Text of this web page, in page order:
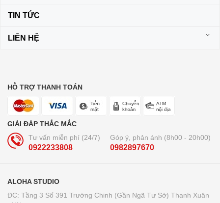
TIN TỨC
LIÊN HỆ
HỖ TRỢ THANH TOÁN
GIẢI ĐÁP THẮC MẮC
Tư vấn miễn phí (24/7)
0922233808
Góp ý, phản ánh (8h00 - 20h00)
0982897670
ALOHA STUDIO
ĐC: Tầng 3 Số 391 Trường Chinh (Gần Ngã Tư Sở) Thanh Xuân